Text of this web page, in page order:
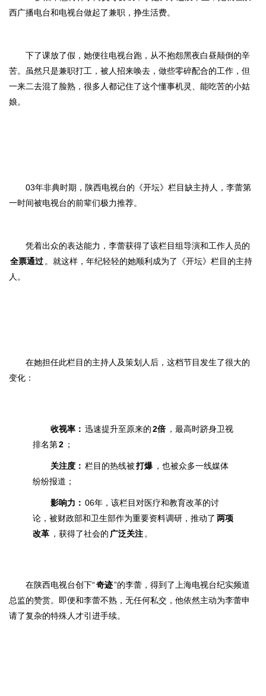
西广播电台和电视台做起了兼职，挣生活费。
下了课放了假，她便往电视台跑，从不抱怨黑夜白昼颠倒的辛
苦。虽然只是兼职打工，被人招来唤去，做些零碎配合的工作，但
一来二去混了脸熟，很多人都记住了这个懂事机灵、能吃苦的小姑
娘。
03年非典时期，陕西电视台的《开坛》栏目缺主持人，李蕾第
一时间被电视台的前辈们极力推荐。
凭着出众的表达能力，李蕾获得了该栏目组导演和工作人员的
全票通过 。就这样，年纪轻轻的她顺利成为了《开坛》栏目的主持
人。
在她担任此栏目的主持人及策划人后，这档节目发生了很大的
变化：
收视率： 迅速提升至原来的2倍 ，最高时跻身卫视
排名第2 ；
关注度： 栏目的热线被打爆 ，也被众多一线媒体
纷纷报道；
影响力： 06年，该栏目对医疗和教育改革的讨
论，被财政部和卫生部作为重要资料调研 ，推动了 两项
改革 ，获得了社会的 广泛关注 。
在陕西电视台创下“奇迹”的李蕾，得到了上海电视台纪实频道
总监的赞赏。
即便和李蕾不熟，无任何私交，他依然主动为李蕾申
请了复杂的特殊人才引进手续。